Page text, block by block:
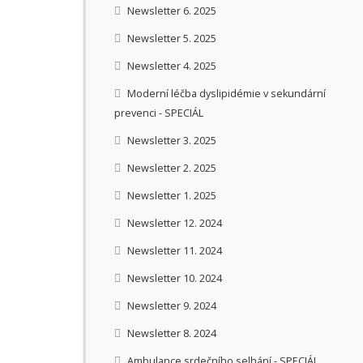
Newsletter 6. 2025
Newsletter 5. 2025
Newsletter 4. 2025
Moderní léčba dyslipidémie v sekundární
prevenci - SPECIÁL
Newsletter 3. 2025
Newsletter 2. 2025
Newsletter 1. 2025
Newsletter 12. 2024
Newsletter 11. 2024
Newsletter 10. 2024
Newsletter 9. 2024
Newsletter 8. 2024